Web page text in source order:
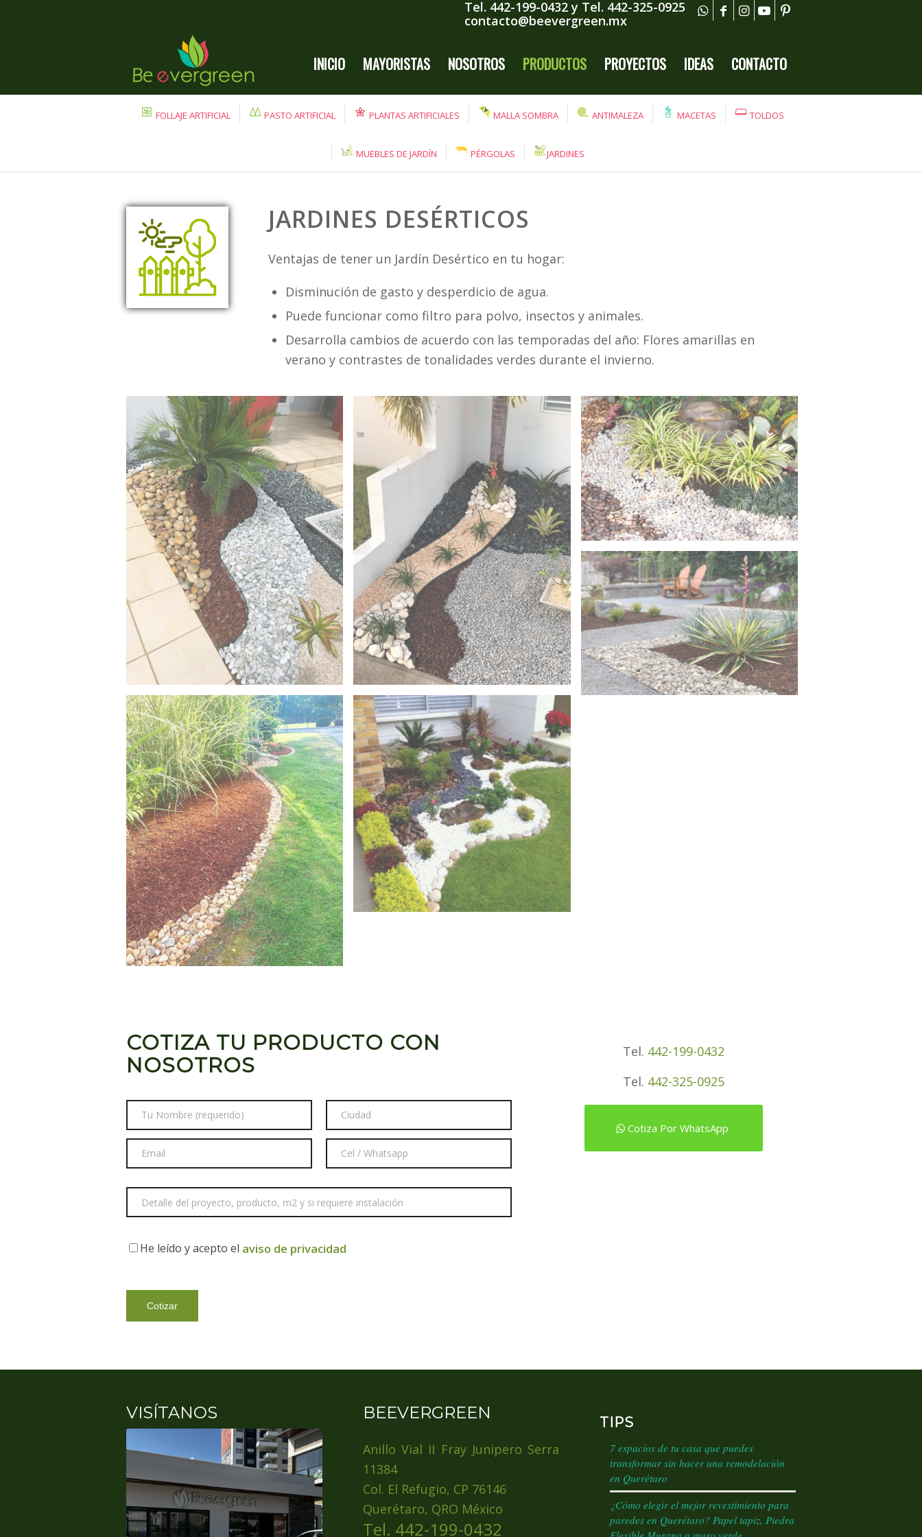
Tel. 442-199-0432y Tel. 442-325-0925
contacto@beevergreen.mx
INICIO MAYORISTAS NOSOTROS PRODUCTOS PROYECTOS IDEAS CONTACTO
FOLLAJE ARTIFICIAL PASTO ARTIFICIAL PLANTAS ARTIFICIALES MALLA SOMBRA ANTIMALEZA MACETAS TOLDOS
MUEBLES DE JARDÍN PÉRGOLAS JARDINES
JARDINES DESÉRTICOS
Ventajas de tener un Jardín Desértico en tu hogar:
Disminución de gasto y desperdicio de agua.
Puede funcionar como filtro para polvo, insectos y animales.
Desarrolla cambios de acuerdo con las temporadas del año: Flores amarillas en
verano y contrastes de tonalidades verdes durante el invierno.
COTIZA TU PRODUCTO CON
NOSOTROS
He leído y acepto el aviso de privacidad
Tel. 442-199-0432
Tel. 442-325-0925
Cotiza Por WhatsApp
VISÍTANOS BEEVERGREEN
Anillo Vial II Fray Junipero Serra
11384
Col. El Refugio, CP 76146
Querétaro, QRO México
Tel. 442-199-0432
TIPS
7 espacios de tu casa que puedes
transformar sin hacer una remodelación
en Querétaro
¿Cómo elegir el mejor revestimiento para
paredes en Querétaro? Papel tapiz, Piedra